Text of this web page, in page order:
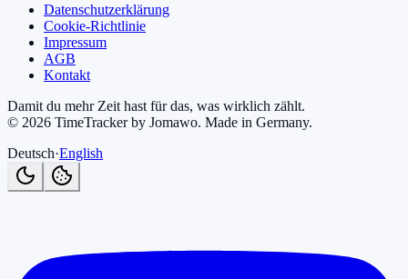
Datenschutzerklärung
Cookie-Richtlinie
Impressum
AGB
Kontakt
Damit du mehr Zeit hast für das, was wirklich zählt.
© 2026 TimeTracker by Jomawo. Made in Germany.
Deutsch·English